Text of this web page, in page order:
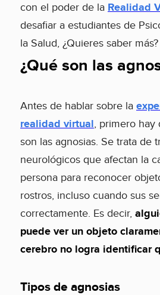
con el poder de la Realidad
desafiar a estudiantes de
la Salud, ¿Quieres saber
¿Qué son las
Antes de hablar sobre la
realidad virtual, primero hay
son las agnosias. Se trata de
neurológicos que afectan la
persona para reconocer
rostros, incluso cuando sus
correctamente. Es decir,
puede ver un objeto
cerebro no logra identificar
Tipos de agnosias